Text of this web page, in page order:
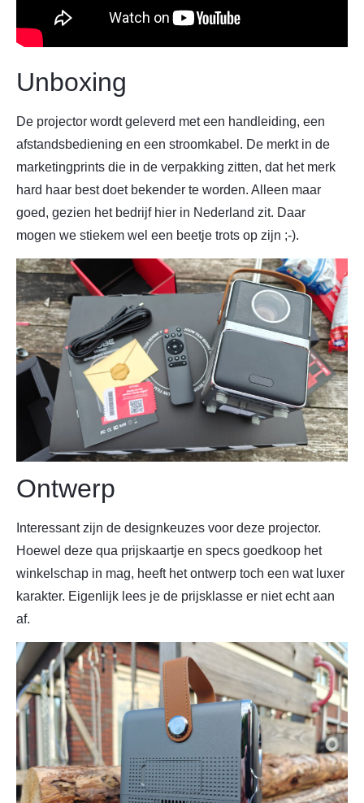
Unboxing
De projector wordt geleverd met een handleiding, een
afstandsbediening en een stroomkabel. De merkt in de
marketingprints die in de verpakking zitten, dat het merk
hard haar best doet bekender te worden. Alleen maar
goed, gezien het bedrijf hier in Nederland zit. Daar
mogen we stiekem wel een beetje trots op zijn ;-).
Ontwerp
Interessant zijn de designkeuzes voor deze projector.
Hoewel deze qua prijskaartje en specs goedkoop het
winkelschap in mag, heeft het ontwerp toch een wat luxer
karakter. Eigenlijk lees je de prijsklasse er niet echt aan
af.